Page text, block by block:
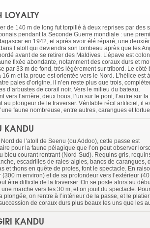
LOYALTY
de 140 m de long fut torpillé à deux reprises par des
pendant la Seconde Guerre mondiale : une
en 1942, et après avoir été réparé, une
l’atoll qui deviendra son tombeau après que les
avant de se retirer des Maldives. L’épave est
fixée abondante, notamment des coraux durs et
par 33 m de fond, très légèrement sur tribord. Le côté
16 m et la proue est orientée vers le Nord. L’hélice est
pales d’origine, il n’en reste plus que trois,
d’arbustes de corail noir. Vers le milieu du bateau,
vers l’arrière, deux trous, l’un sur le pont, l’autre sur
au plongeur de le traverser. Véritable récif artificiel, il
faune nombreuse, entre autres, carangues et
KANDU
de l’atoll de Seenu (ou Addoo), cette passe est
pour la faune pélagique que l’on peut observer
bleu courant rentrant (Nord-Sud). Requins gris,
escadrilles de raies-aigles, bancs de carangues,
et thons en quête de proies, font le spectacle. En
(300 m environ) et de sa profondeur vers l’extérieur
être difficile de la traverser. On se poste alors au
marche vers les 30 m, et on jouit du spectacle. Pour
plongée, on rentre à l’intérieur de la passe, et le
de coraux durs plus beaux les uns que les
KANDU